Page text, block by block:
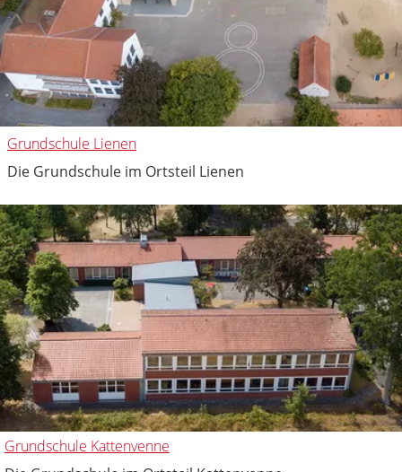
Grundschule Lienen
Die Grundschule im Ortsteil Lienen
Grundschule Kattenvenne